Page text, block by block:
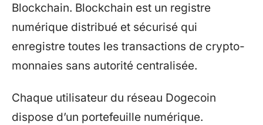
Blockchain. Blockchain est un registre
numérique distribué et sécurisé qui
enregistre toutes les transactions de crypto-
monnaies sans autorité centralisée.
Chaque utilisateur du réseau Dogecoin
dispose d’un portefeuille numérique.